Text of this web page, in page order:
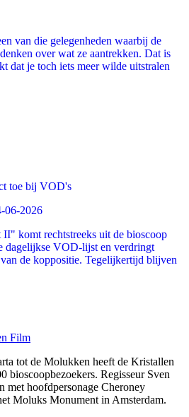
van die gelegenheden waarbij de
over wat ze aantrekken. Dat is
dat je toch iets meer wilde uitstralen
toe bij VOD's
06-2026
komt rechtstreeks uit de bioscoop
dagelijkse VOD-lijst en verdringt
de koppositie. Tegelijkertijd blijven
Film
tot de Molukken heeft de Kristallen
bioscoopbezoekers. Regisseur Sven
met hoofdpersonage Cheroney
Moluks Monument in Amsterdam.